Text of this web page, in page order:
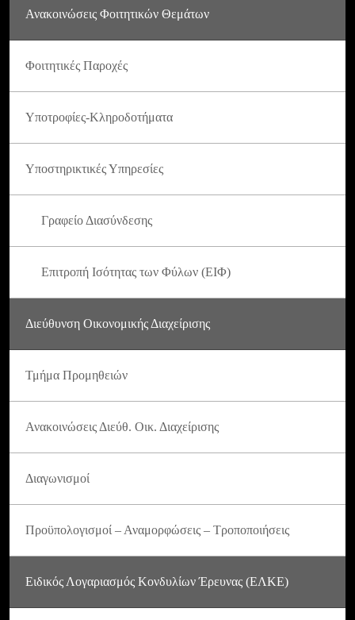
Ανακοινώσεις Φοιτητικών Θεμάτων
Φοιτητικές Παροχές
Υποτροφίες-Κληροδοτήματα
Υποστηρικτικές Υπηρεσίες
Γραφείο Διασύνδεσης
Επιτροπή Ισότητας των Φύλων (ΕΙΦ)
Διεύθυνση Οικονομικής Διαχείρισης
Τμήμα Προμηθειών
Ανακοινώσεις Διεύθ. Οικ. Διαχείρισης
Διαγωνισμοί
Προϋπολογισμοί – Αναμορφώσεις – Τροποποιήσεις
Ειδικός Λογαριασμός Κονδυλίων Έρευνας (ΕΛΚΕ)